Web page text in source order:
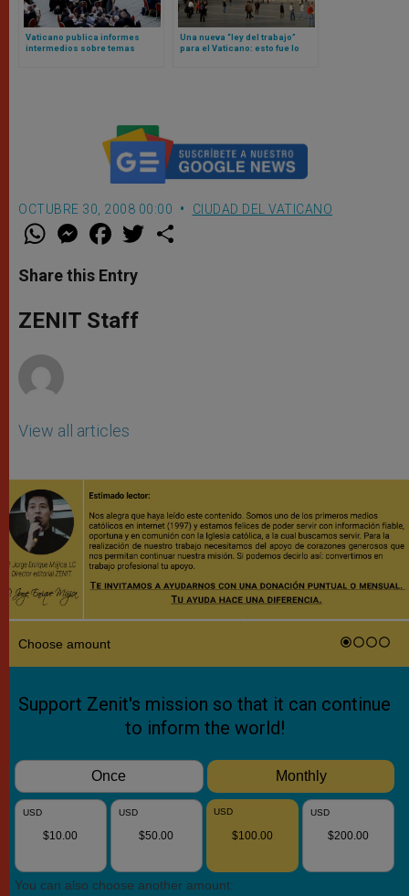
Vaticano publica informes
intermedios sobre temas
Una nueva “ley del trabajo”
para el Vaticano: esto fue lo
OCTUBRE 30, 2008 00:00 CIUDAD DEL VATICANO
W
t
s
p
p
M
e
s
e
g
e
F
a
e
b
o
k
w
Share this Entry
ZENIT Staff
View all articles